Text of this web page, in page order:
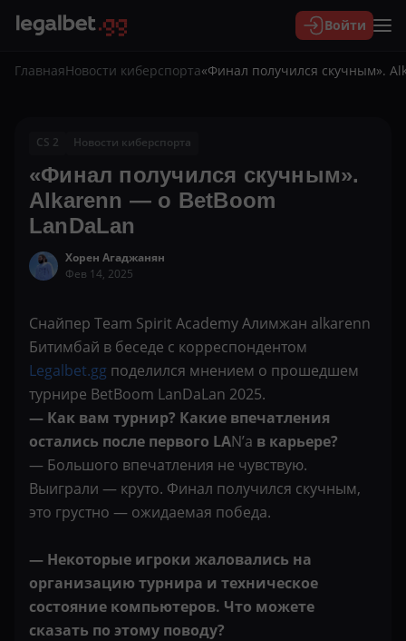
Войти
ГлавнаяНовости киберспорта«Финал получился скучным».
CS 2 Новости киберспорта
«Финал получился скучным».
Alkarenn — о BetBoom
LanDaLan
Хорен Агаджанян
Фев 14, 2025
Снайпер Team Spirit Academy Алимжан alkarenn
Битимбай в беседе с корреспондентом
Legalbet.gg поделился мнением о прошедшем
турнире BetBoom LanDaLan 2025.
— Как вам турнир? Какие впечатления
остались после первого LAN’а в карьере?
— Большого впечатления не чувствую.
Выиграли — круто. Финал получился скучным,
это грустно — ожидаемая победа.
— Некоторые игроки жаловались на
организацию турнира и техническое
состояние компьютеров. Что можете
сказать по этому поводу?